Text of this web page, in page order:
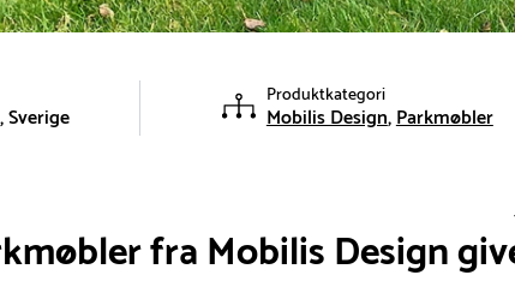
Produktkategori
Mobilis Design Parkmøbler
fra Mobilis Design